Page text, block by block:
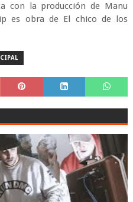
con la producción de Manu
es obra de El chico de los